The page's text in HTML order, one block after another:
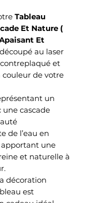
Tableau
Et Nature (
Et
au laser
et
couleur de votre
un
une cascade
de l’eau en
une
et naturelle à
décoration
est